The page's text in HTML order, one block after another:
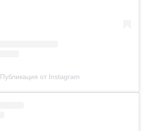
Публикация от Instagram